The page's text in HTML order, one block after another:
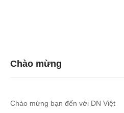
Chào mừng
Chào mừng bạn đến với DN Việt